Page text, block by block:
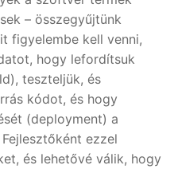
– összegyűjtünk
figyelembe kell venni,
hogy lefordítsuk
teszteljük, és
kódot, és hogy
(deployment) a
ezzel
és lehetővé válik, hogy